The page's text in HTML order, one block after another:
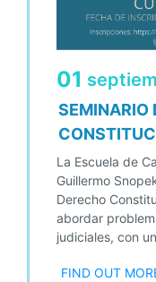
01
SEMINARIO
La Escuela de
Guillermo
Derecho
abordar
judiciales, con
FIND OUT